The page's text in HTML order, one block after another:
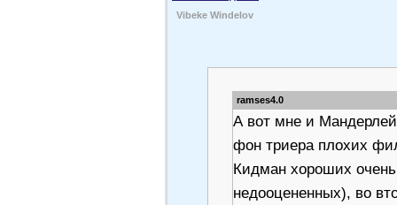
Vibeke Windelov
ramses4.0
А вот мне и
фон триера плохих
Кидман хороших
недооцененных), во